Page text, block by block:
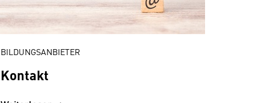
BILDUNGSANBIETER
Kontakt